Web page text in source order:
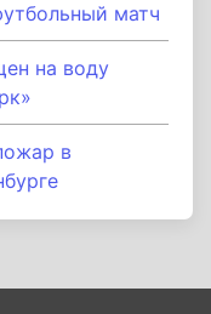
матч
на воду
в